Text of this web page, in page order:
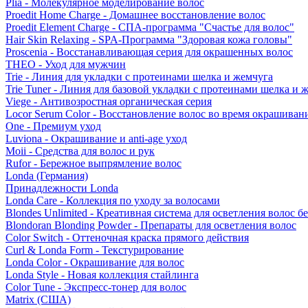
Plia - Молекулярное моделирование волос
Proedit Home Charge - Домашнее восстановление волос
Proedit Element Charge - СПА-программа "Счастье для волос"
Hair Skin Relaxing - SPA-Программа "Здоровая кожа головы"
Proscenia - Восстанавливающая серия для окрашенных волос
THEO - Уход для мужчин
Trie - Линия для укладки с протеинами шелка и жемчуга
Trie Tuner - Линия для базовой укладки с протеинами шелка и
Viege - Антивозростная органическая серия
Locor Serum Color - Восстановление волос во время
One - Премиум уход
Luviona - Окрашивание и anti-age уход
Moii - Средства для волос и рук
Rufor - Бережное выпрямление волос
Londa (Германия)
Принадлежности Londa
Londa Care - Коллекция по уходу за волосами
Blondes Unlimited - Креативная система для осветления волос
Blondoran Blonding Powder - Препараты для осветления волос
Color Switch - Оттеночная краска прямого действия
Curl & Londa Form - Текстурирование
Londa Color - Окрашивание для волос
Londa Style - Новая коллекция стайлинга
Color Tune - Экспресс-тонер для волос
Matrix (США)